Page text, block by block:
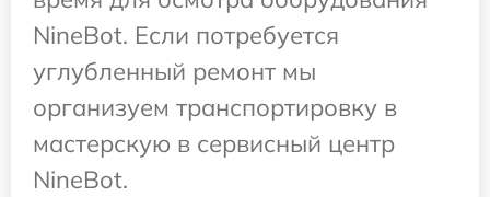
NineBot. Если потребуется
углубленный ремонт мы
организуем транспортировку в
мастерскую в сервисный центр
NineBot.